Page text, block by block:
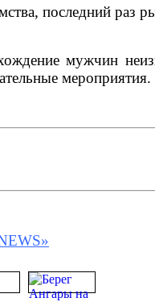
последний раз
мужчин
мероприятия.